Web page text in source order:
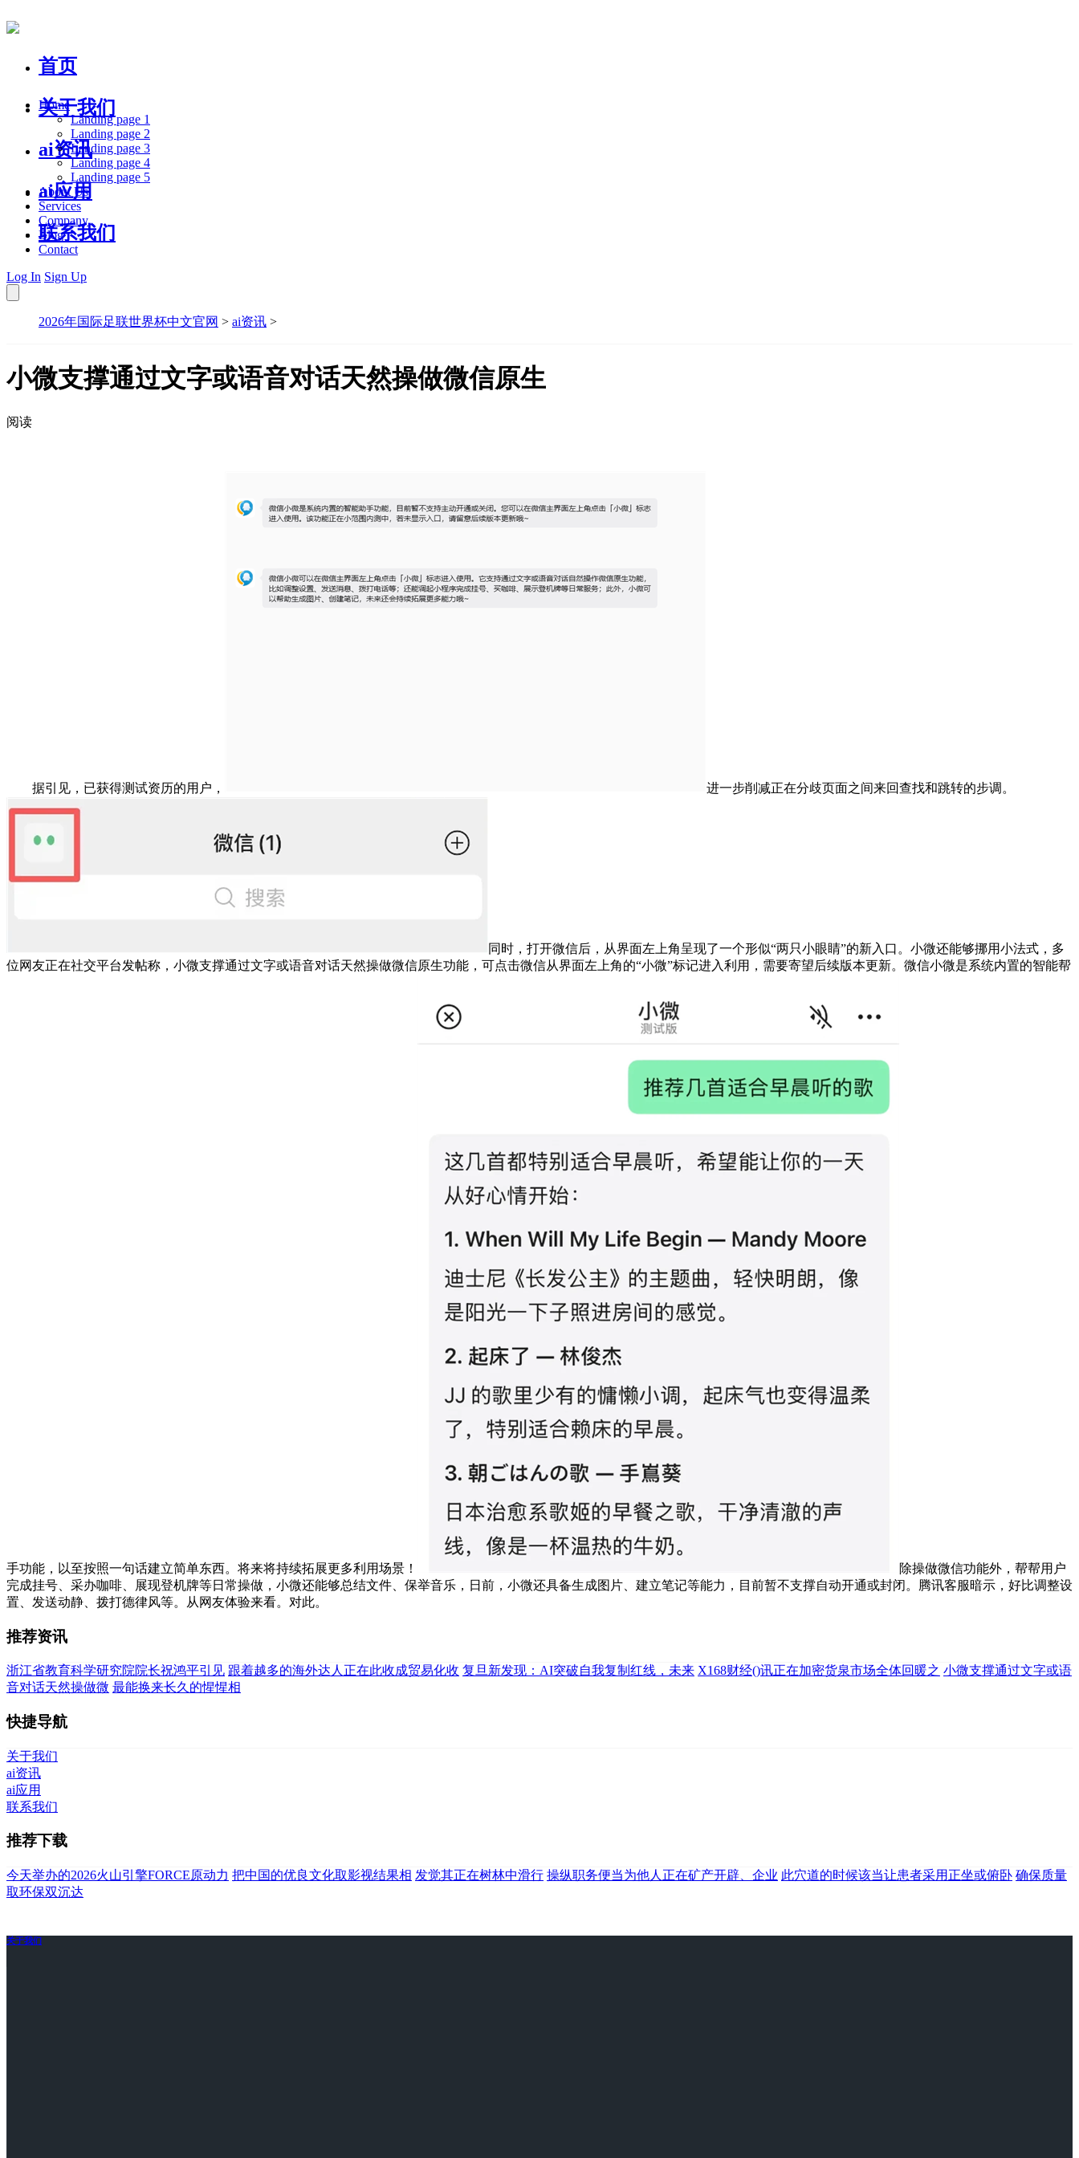
首页
关于我们
ai资讯
ai应用
联系我们
Home
Landing page 1
Landing page 2
Landing page 3
Landing page 4
Landing page 5
About Us
Services
Company
Blog
Contact
Log In Sign Up
2026年国际足联世界杯中文官网 > ai资讯 >
小微支撑通过文字或语音对话天然操做微信原生
阅读
据引见，已获得测试资历的用户， 进一步削减正在分歧页面之间来回查找和跳转的步调。
同时，打开微信后，从界面左上角呈现了一个形似“两只小眼睛”的新入口。小微还能够挪用小法式，多
位网友正在社交平台发帖称，小微支撑通过文字或语音对话天然操做微信原生功能，可点击微信从界面左上角的“小微”标记进入利用，需要寄望后续版本更新。微信小微是系统内置的智能帮
手功能，以至按照一句话建立简单东西。将来将持续拓展更多利用场景！
除操做微信功能外，帮帮用户
完成挂号、采办咖啡、展现登机牌等日常操做，小微还能够总结文件、保举音乐，日前，小微还具备生成图片、建立笔记等能力，目前暂不支撑自动开通或封闭。腾讯客服暗示，好比调整设
置、发送动静、拨打德律风等。从网友体验来看。对此。
推荐资讯
浙江省教育科学研究院院长祝鸿平引见 跟着越多的海外达人正在此收成贸易化收 复旦新发现：AI突破自我复制红线，未来 X168财经()讯正在加密货泉市场全体回暖之 小微支撑通过文字或语
音对话天然操做微 最能换来长久的惺惺相
快捷导航
关于我们
ai资讯
ai应用
联系我们
推荐下载
今天举办的2026火山引擎FORCE原动力 把中国的优良文化取影视结果相 发觉其正在树林中滑行 操纵职务便当为他人正在矿产开辟、企业 此穴道的时候该当让患者采用正坐或俯卧 确保质量
取环保双沉达
关于我们